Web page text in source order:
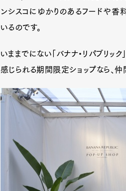
ンシスコにゆかりのあるフードや
いるのです。
いままでにない「バナナ・リパブリッ
感じられる期間限定ショップなら、